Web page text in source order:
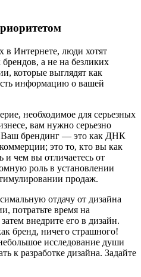
в Интернете, люди хотят
а не на безликих
которые выглядят как
информацию о вашей
необходимое для серьезных
вам нужно серьезно
Ваш брендинг — это как ДНК
это то, кто вы как
и чем вы отличаетесь от
роль в установлении
продаж.
отдачу от дизайна
потратьте время на
внедрите его в дизайн.
бренд, ничего страшного!
исследование души
к разработке дизайна. Задайте